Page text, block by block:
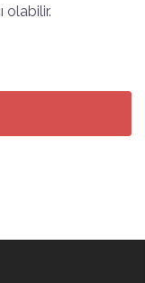
olabilir.